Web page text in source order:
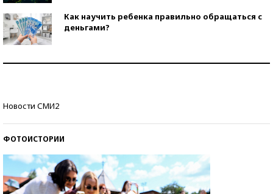
Как научить ребенка правильно обращаться с
деньгами?
Новости СМИ2
ФОТОИСТОРИИ